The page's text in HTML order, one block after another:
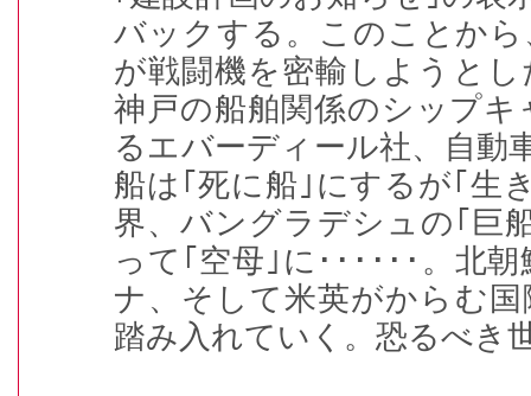
バックする。このことか
が戦闘機を密輸しようとし
神戸の船舶関係のシップ
るエバーディール社、自動
船は｢死に船｣にするが｢生
界、バングラデシュの｢巨
って｢空母｣に･･････。北
ナ、そして米英がからむ
踏み入れていく。恐るべき